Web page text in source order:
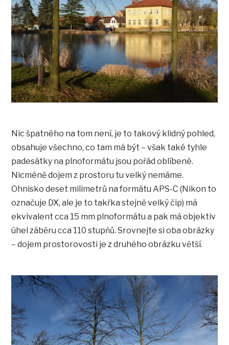
Nic špatného na tom není, je to takový klidný pohled,
obsahuje všechno, co tam má být – však také tyhle
padesátky na plnoformátu jsou pořád oblíbené.
Nicméně dojem z prostoru tu velký nemáme.
Ohnisko deset milimetrů na formátu APS-C (Nikon to
označuje DX, ale je to takřka stejně velký čip) má
ekvivalent cca 15 mm plnoformátu a pak má objektiv
úhel záběru cca 110 stupňů. Srovnejte si oba obrázky
– dojem prostorovosti je z druhého obrázku větší.